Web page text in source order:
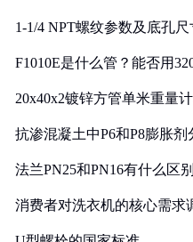
1-1/4 NPT螺纹参数及底孔
F1010E是什么管？能否用
20x40x2镀锌方管单米重量
抗渗混凝土中P6和P8膨胀剂
法兰PN25和PN16有什么区别
消费者对洗衣机的核心需求